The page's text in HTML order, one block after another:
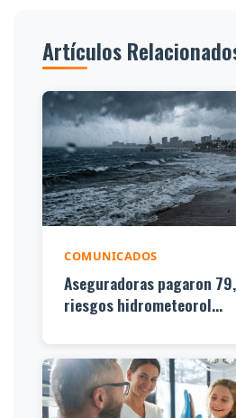
Artículos
COMUNICADOS
Aseguradoras pagaron
riesgos hidrometeorol...